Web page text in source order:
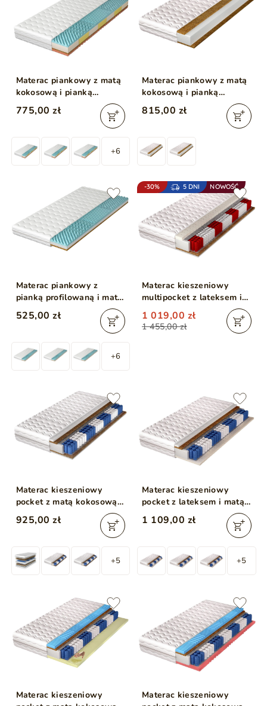
Materac piankowy z matą
kokosową i pianką
profilowaną 7-strefową
Dormio 160x200
775,00 zł
+6
Materac piankowy z matą
kokosową i pianką
poliuretanową Fino 15
160x200
815,00 zł
Materac piankowy z
pianką profilowaną i matą
kokosową Sena 160x200
525,00 zł
+6
-30% 5 DNI NOWOŚĆ
Materac kieszeniowy
multipocket z lateksem i
matą kokosową Nuvia
160x200
1 455,00 zł
1 019,00 zł
Materac kieszeniowy
pocket z matą kokosową
Sola 160x200
925,00 zł
+5
Materac kieszeniowy
pocket z lateksem i matą
kokosową Avena 160x200
1 109,00 zł
+5
Materac kieszeniowy
Materac kieszeniowy